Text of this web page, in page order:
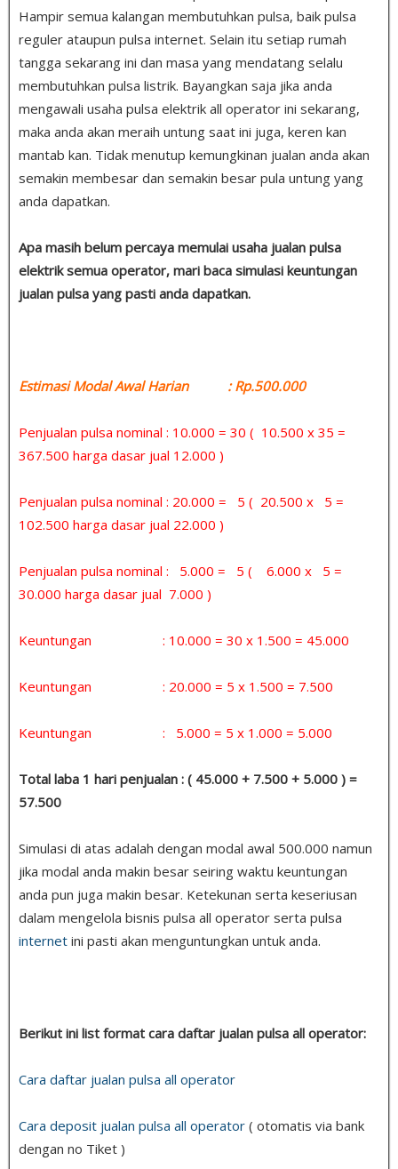
Hampir semua kalangan membutuhkan pulsa, baik pulsa
reguler ataupun pulsa internet. Selain itu setiap rumah
tangga sekarang ini dan masa yang mendatang selalu
membutuhkan pulsa listrik. Bayangkan saja jika anda
mengawali usaha pulsa elektrik all operator ini sekarang,
maka anda akan meraih untung saat ini juga, keren kan
mantab kan. Tidak menutup kemungkinan jualan anda akan
semakin membesar dan semakin besar pula untung yang
anda dapatkan.
Apa masih belum percaya memulai usaha jualan pulsa
elektrik semua operator, mari baca simulasi keuntungan
jualan pulsa yang pasti anda dapatkan.
Estimasi Modal Awal Harian : Rp.500.000
Penjualan pulsa nominal : 10.000 = 30 ( 10.500 x 35 =
367.500 harga dasar jual 12.000 )
Penjualan pulsa nominal : 20.000 = 5 ( 20.500 x 5 =
102.500 harga dasar jual 22.000 )
Penjualan pulsa nominal : 5.000 = 5 ( 6.000 x 5 =
30.000 harga dasar jual 7.000 )
Keuntungan : 10.000 = 30 x 1.500 = 45.000
Keuntungan : 20.000 = 5 x 1.500 = 7.500
Keuntungan : 5.000 = 5 x 1.000 = 5.000
Total laba 1 hari penjualan : ( 45.000 + 7.500 + 5.000 ) =
57.500
Simulasi di atas adalah dengan modal awal 500.000 namun
jika modal anda makin besar seiring waktu keuntungan
anda pun juga makin besar. Ketekunan serta keseriusan
dalam mengelola bisnis pulsa all operator serta pulsa
internet ini pasti akan menguntungkan untuk anda.
Berikut ini list format cara daftar jualan pulsa all operator:
Cara daftar jualan pulsa all operator
Cara deposit jualan pulsa all operator ( otomatis via bank
dengan no Tiket )